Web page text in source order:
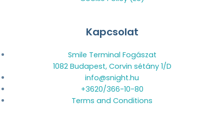
Kapcsolat
Smile Terminal Fogászat
1082 Budapest, Corvin sétány 1/D
info@snight.hu
+3620/366-10-80
Terms and Conditions